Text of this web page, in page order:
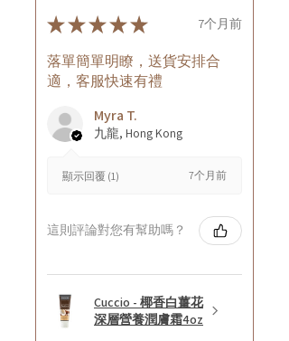
★★★★★ 7个月前
落單簡單明瞭，送貨安排合
適，客服快速有禮
Myra T.
九龍, Hong Kong
顯示回覆 (1) 7个月前
這則評論對您有幫助嗎？
Cuccio - 椰香白薑花
深層營養潤膚霜4oz